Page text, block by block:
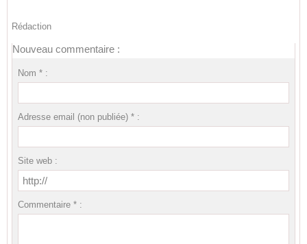
Rédaction
Nouveau commentaire :
Nom * :
Adresse email (non publiée) * :
Site web :
Commentaire * :